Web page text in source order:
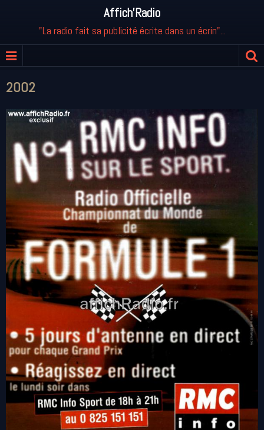
Affich'Radio
"La radio fait sa publicité écrite dans un écrin"...
2002